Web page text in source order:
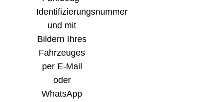
Identifizierungsnummer
und mit
Bildern Ihres
Fahrzeuges
per E-Mail
oder
WhatsApp